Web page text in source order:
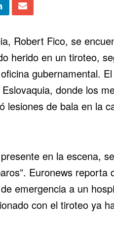
, Robert Fico, se
herido en un tiroteo,
gubernamental. El
donde los
lesiones de bala en la
en la escena, se
Euronews reporta
emergencia a un
con el tiroteo ya